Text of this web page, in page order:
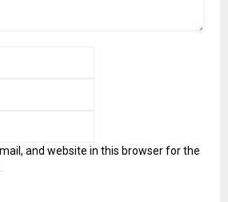
and website in this browser for the